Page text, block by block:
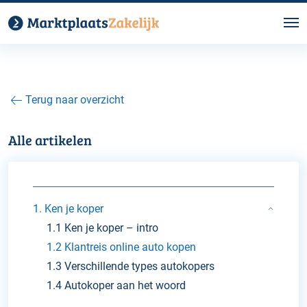
Terug naar overzicht
Alle artikelen
1. Ken je koper
1.1 Ken je koper – intro
1.2 Klantreis online auto kopen
1.3 Verschillende types autokopers
1.4 Autokoper aan het woord